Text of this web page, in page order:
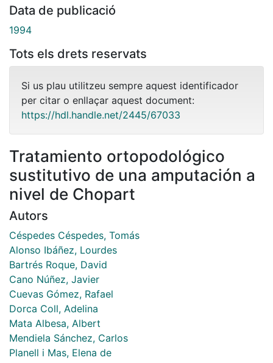
Data de publicació
1994
Tots els drets reservats
Si us plau utilitzeu sempre aquest identificador
per citar o enllaçar aquest document:
https://hdl.handle.net/2445/67033
Tratamiento ortopodológico
sustitutivo de una amputación a
nivel de Chopart
Autors
Céspedes Céspedes, Tomás
Alonso Ibáñez, Lourdes
Bartrés Roque, David
Cano Núñez, Javier
Cuevas Gómez, Rafael
Dorca Coll, Adelina
Mata Albesa, Albert
Mendiela Sánchez, Carlos
Planell i Mas, Elena de